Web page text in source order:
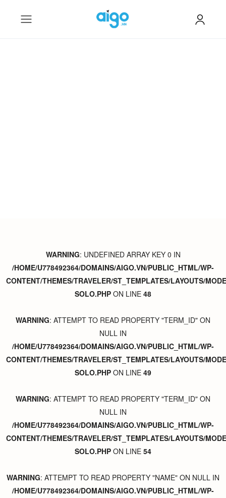
WARNING: UNDEFINED ARRAY KEY 0 IN
/HOME/U778492364/DOMAINS/AIGO.VN/PUBLIC_HTML/WP-
CONTENT/THEMES/TRAVELER/ST_TEMPLATES/LAYOUTS/
SOLO.PHP ON LINE 48
WARNING: ATTEMPT TO READ PROPERTY "TERM_ID" ON
NULL IN
/HOME/U778492364/DOMAINS/AIGO.VN/PUBLIC_HTML/WP-
CONTENT/THEMES/TRAVELER/ST_TEMPLATES/LAYOUTS/
SOLO.PHP ON LINE 49
WARNING: ATTEMPT TO READ PROPERTY "TERM_ID" ON
NULL IN
/HOME/U778492364/DOMAINS/AIGO.VN/PUBLIC_HTML/WP-
CONTENT/THEMES/TRAVELER/ST_TEMPLATES/LAYOUTS/
SOLO.PHP ON LINE 54
WARNING: ATTEMPT TO READ PROPERTY "NAME" ON NULL IN
/HOME/U778492364/DOMAINS/AIGO.VN/PUBLIC_HTML/WP-